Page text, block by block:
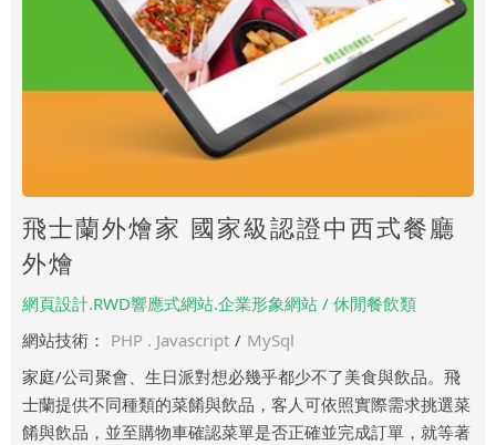
飛士蘭外燴家 國家級認證中西式餐廳
外燴
網頁設計.RWD響應式網站.企業形象網站 / 休閒餐飲類
網站技術： PHP . Javascript / MySql
家庭/公司聚會、生日派對想必幾乎都少不了美食與飲品。飛
士蘭提供不同種類的菜餚與飲品，客人可依照實際需求挑選菜
餚與飲品，並至購物車確認菜單是否正確並完成訂單，就等著